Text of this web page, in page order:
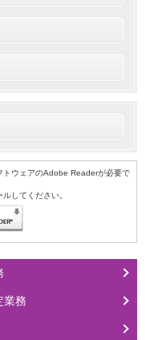
トウェアのAdobe Readerが必要で
してください。
業務